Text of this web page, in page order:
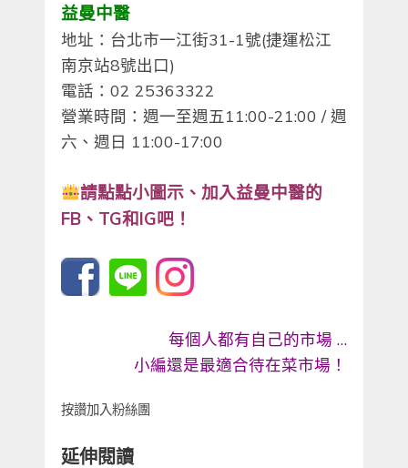
益曼中醫
地址：台北市一江街31-1號(捷運松江
南京站8號出口)
電話：02 25363322
營業時間：週一至週五11:00-21:00 / 週
六、週日 11:00-17:00
請點點小圖示、加入益曼中醫的
FB、TG和IG吧！
每個人都有自己的市場 …
小編還是最適合待在菜市場！
按讚加入粉絲團
延伸閱讀